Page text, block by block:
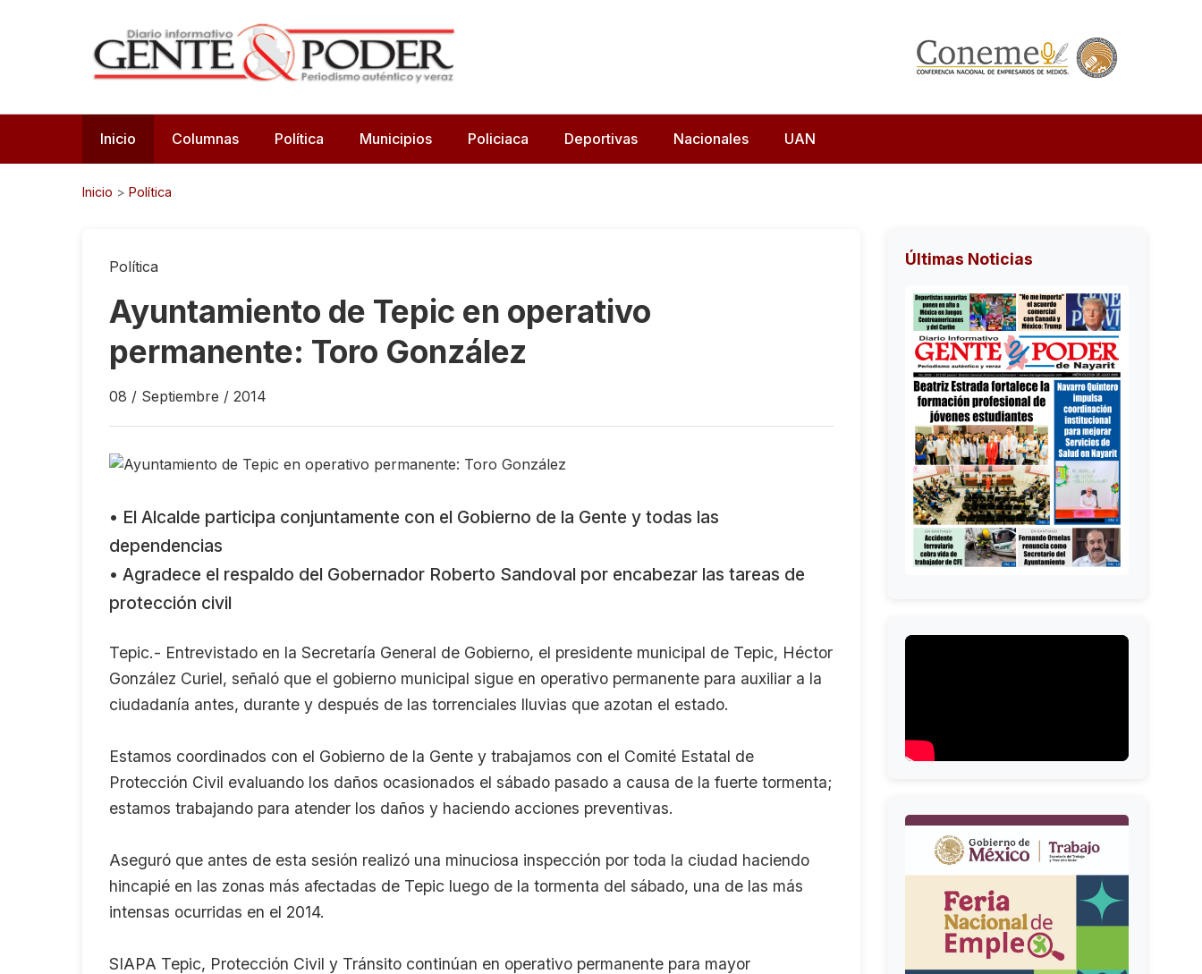
Inicio Columnas Política Municipios Policiaca Deportivas Nacionales UAN
Inicio > Política
Política
Ayuntamiento de Tepic en operativo
permanente: Toro González
08 / Septiembre / 2014
• El Alcalde participa conjuntamente con el Gobierno de la Gente y todas las
dependencias
• Agradece el respaldo del Gobernador Roberto Sandoval por encabezar las tareas de
protección civil
Tepic.- Entrevistado en la Secretaría General de Gobierno, el presidente municipal de Tepic, Héctor
González Curiel, señaló que el gobierno municipal sigue en operativo permanente para auxiliar a la
ciudadanía antes, durante y después de las torrenciales lluvias que azotan el estado.
Estamos coordinados con el Gobierno de la Gente y trabajamos con el Comité Estatal de
Protección Civil evaluando los daños ocasionados el sábado pasado a causa de la fuerte tormenta;
estamos trabajando para atender los daños y haciendo acciones preventivas.
Aseguró que antes de esta sesión realizó una minuciosa inspección por toda la ciudad haciendo
hincapié en las zonas más afectadas de Tepic luego de la tormenta del sábado, una de las más
intensas ocurridas en el 2014.
SIAPA Tepic, Protección Civil y Tránsito continúan en operativo permanente para mayor
Últimas Noticias